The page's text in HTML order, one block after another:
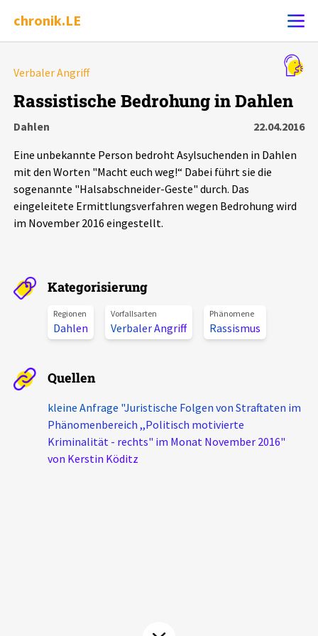
chronik.LE
Chronik
Dossiers
Leipziger Zustände
Phänomene
Aktuelles
Alle Beiträge
Pressemitteilungen
Podcasts
Über uns
Projektbeschreibung
Kontakt
Verbaler Angriff
Rassistische Bedrohung in Dahlen
Dahlen
22.04.2016
Eine unbekannte Person bedroht Asylsuchenden in Dahlen
mit den Worten "Macht euch weg!“ Dabei führt sie die
sogenannte "Halsabschneider-Geste" durch. Das
eingeleitete Ermittlungsverfahren wegen Bedrohung wird
im November 2016 eingestellt.
Kategorisierung
Regionen
Dahlen
Vorfallsarten
Verbaler Angriff
Phänomene
Rassismus
Quellen
kleine Anfrage "Juristische Folgen von Straftaten im
Phänomenbereich ,,Politisch motivierte
Kriminalität - rechts" im Monat November 2016"
von Kerstin Köditz
Alle Ereignisse
Ereignisse
Ereignisse
Exportieren ? Filter Erklärungen